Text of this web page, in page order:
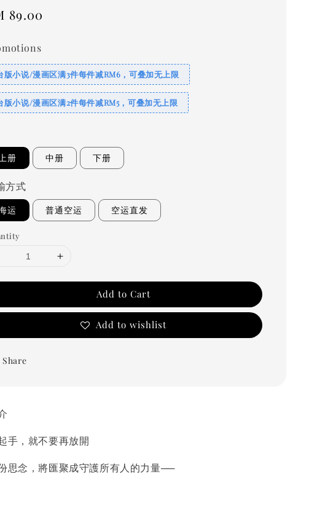
89.00
版小说/漫画区满3件每件减RM6，可叠加无上限
版小说/漫画区满2件每件减RM5，可叠加无上限
册 中册 下册
方式
运 普通空运 空运直发
Add to Cart
Add to wishlist
Share
，就不要再放開
念，將匯聚成守護所有人的力量──